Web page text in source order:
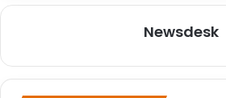
Newsdesk